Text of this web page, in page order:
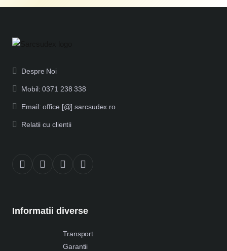
Despre Noi
Mobil: 0371 238 338
Email: office [@] sarcsudex.ro
Relatii cu clientii
Informatii diverse
Transport
Garantii